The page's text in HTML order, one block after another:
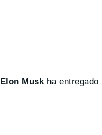
Elon Muskha entregado